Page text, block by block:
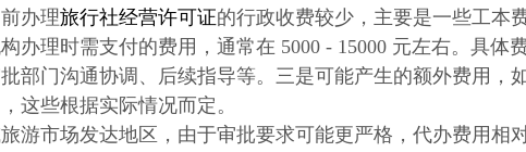
办理旅行社经营许可证的行政收费较少，主要是一些工本
办理时需支付的费用，通常在 5000 - 15000 元左右。具体
部门沟通协调、后续指导等。三是可能产生的额外费用，
这些根据实际情况而定。
游市场发达地区，由于审批要求可能更严格，代办费用相